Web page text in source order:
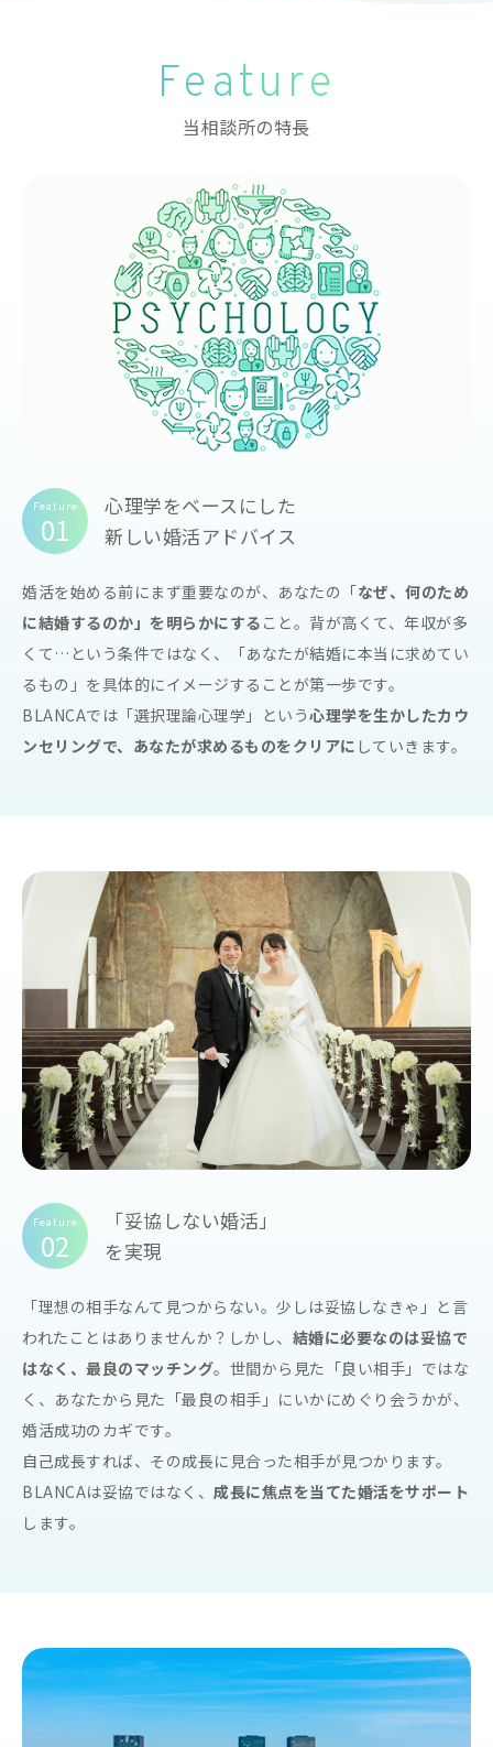
Feature
当相談所の特長
Feature
01
心理学をベースにした
新しい婚活アドバイス
婚活を始める前にまず重要なのが、あなたの「なぜ、何のため
に結婚するのか」を明らかにする こと。背が高くて、年収が多
くて…という条件ではなく、「あなたが結婚に本当に求めてい
るもの」を具体的にイメージすることが第一歩です。
BLANCAでは「選択理論心理学」という心理学を生かしたカウ
ンセリングで、あなたが求めるものをクリアに していきます。
Feature
02
「妥協しない婚活」
を実現
「理想の相手なんて見つからない。少しは妥協しなきゃ」と言
われたことはありませんか？しかし、 結婚に必要なのは妥協で
はなく、最良のマッチング。世間から見た「良い相手」ではな
く、あなたから見た「最良の相手」にいかにめぐり会うかが、
婚活成功のカギです。
自己成長すれば、その成長に見合った相手が見つかります。
BLANCAは妥協ではなく、 成長に焦点を当てた婚活をサポート
します。